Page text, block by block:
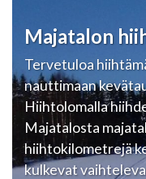
Majatalon
Tervetuloa
nauttimaan
Hiihtolomalla
Majatalosta
hiihtokilometrejä
kulkevat